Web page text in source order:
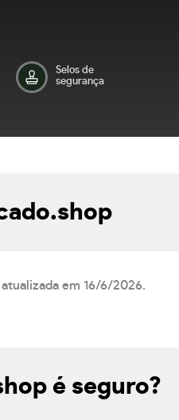
Selos de
segurança
em 16/6/2026.
é seguro?